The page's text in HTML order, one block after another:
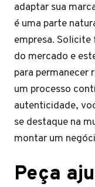
adaptar sua
é uma parte
empresa.
do mercado e
para permanecer
um processo
autenticidade,
se destaque na
montar um
Peça